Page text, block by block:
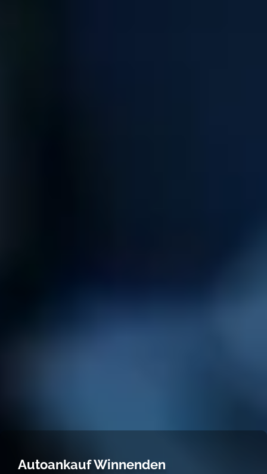
Autoankauf Winnenden